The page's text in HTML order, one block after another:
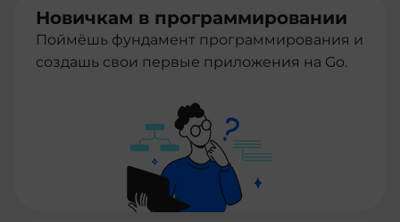
Новичкам в программировании
Поймёшь фундамент программирования и
создашь свои первые приложения на Go.